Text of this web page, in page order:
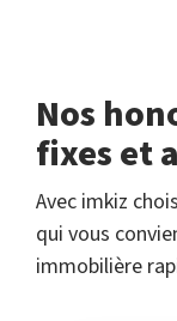
Nos
fixes et
Avec imkiz
qui vous
immobilière